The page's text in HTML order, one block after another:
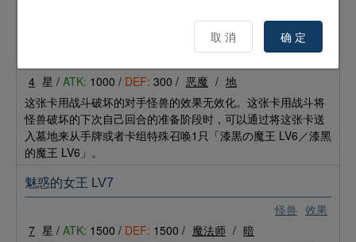
4 星 / ATK: 1000 / DEF: 300 / 恶魔 / 地
这张卡用战斗破坏的对手怪兽的效果无效化。这张卡用战斗将
怪兽破坏的下次自己回合的准备阶段时，可以通过将这张卡送
入墓地来从手牌或者卡组特殊召唤1只「漆黒の魔王 LV6／漆黑
的魔王 LV6」。
怪兽 效果
魅惑的女王 LV7
7 星 / ATK: 1500 / DEF: 1500 / 魔法师 / 暗
取 消 确 定